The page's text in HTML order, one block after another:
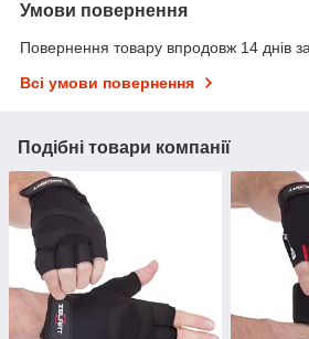
Умови повернення
Повернення товару впродовж 14 днів
Всі умови повернення
Подібні товари компанії